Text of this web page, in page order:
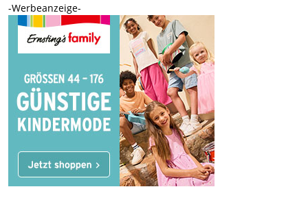
-Werbeanzeige-